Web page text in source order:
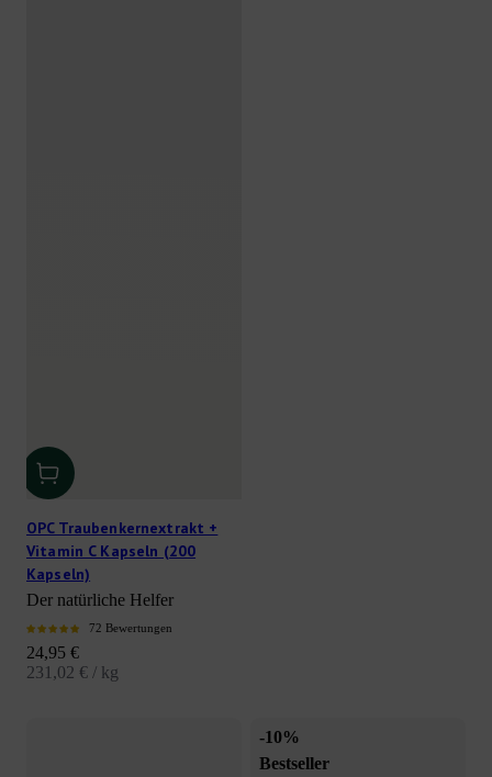
OPC Traubenkernextrakt +
Vitamin C Kapseln (200
Kapseln)
Der natürliche Helfer
72 Bewertungen
Angebot
24,95 €
231,02 € / kg
-10%
Bestseller